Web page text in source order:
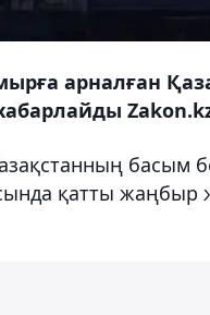
арналған
басым
қатты